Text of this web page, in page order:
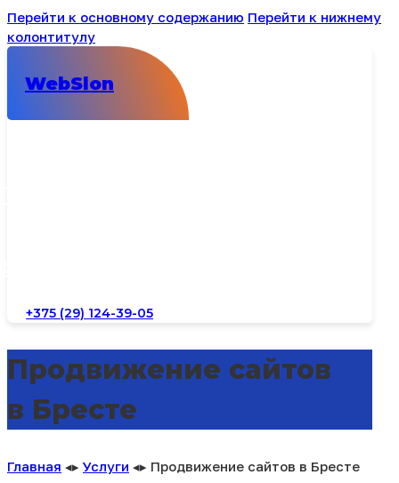
Перейти к основному содержанию Перейти к нижнему
колонтитулу
WebSlon
+375 (29) 124-39-05
Продвижение сайтов
в Бресте
Главная ◂▸ Услуги ◂▸ Продвижение сайтов в Бресте